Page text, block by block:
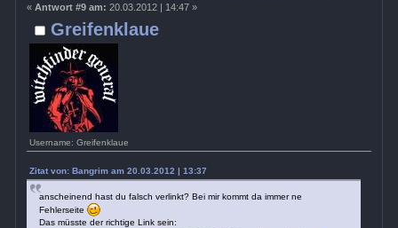
Greifenklaue
Username: Greifenklaue
« Antwort #9 am: 20.03.2012 | 14:47 »
Zitat von: Bangrim am 20.03.2012 | 13:37
anscheinend hast du falsch verlinkt? Bei mir kommt da immer ne
Fehlerseite
Das müsste der richtige Link sein: